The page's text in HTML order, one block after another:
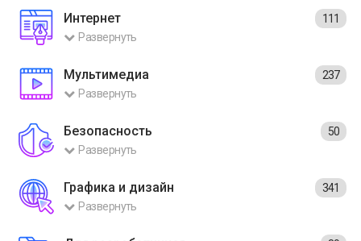
Интернет
Развернуть
111
Мультимедиа
Развернуть
237
Безопасность
Развернуть
50
Графика и дизайн
Развернуть
341